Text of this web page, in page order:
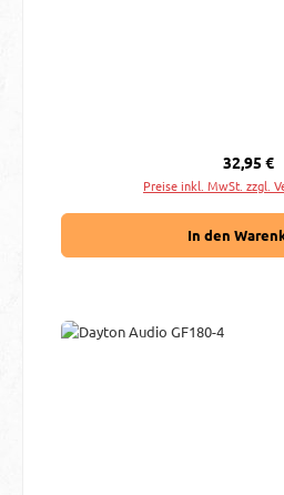
32,95 €
Preise inkl. MwSt. zzgl.
In den